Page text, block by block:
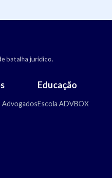
batalha jurídico.
Advogados
Educação
Escola ADVBOX